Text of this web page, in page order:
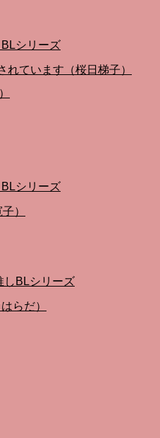
BLシリーズ
れています（桜日梯子）
BLシリーズ
）
しBLシリーズ
らだ）